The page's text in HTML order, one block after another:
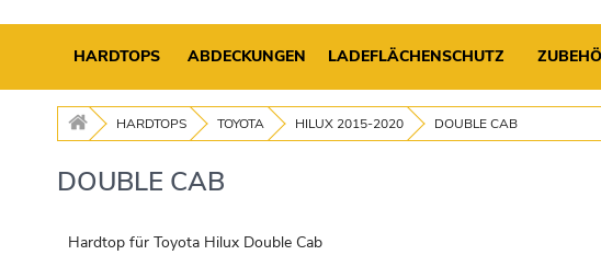
HARDTOPS ABDECKUNGEN LADEFLÄCHENSCHUTZ
HARDTOPS TOYOTA HILUX 2015-2020 DOUBLE CAB
DOUBLE CAB
Hardtop für Toyota Hilux Double Cab